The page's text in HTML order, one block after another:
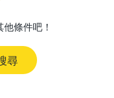
條件吧！
尋